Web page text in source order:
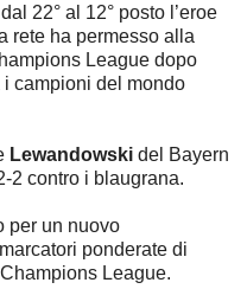
22° al 12° posto l’eroe
rete ha permesso alla
League dopo
campioni del mondo
Lewandowski del Bayern
2 contro i blaugrana.
per un nuovo
ponderate di
League.